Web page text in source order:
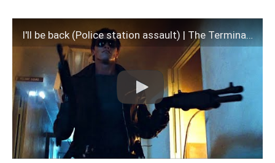
I'll be back (Police station assault) | The Terminator [Open Matte, Remastered]